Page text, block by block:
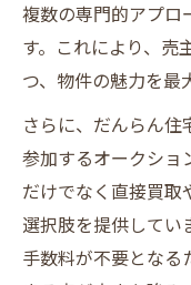
複数の専門的アプロ
す。これにより、売
つ、物件の魅力を最
さらに、だんらん住
参加するオークショ
だけでなく直接買
選択肢を提供してい
手数料が不要とな